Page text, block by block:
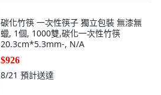
碳化竹筷 一次性筷子 獨立包裝 無漆無
蠟, 1個, 1000雙,碳化一次性竹筷
20.3cm*5.3mm-, N/A
$926
8/21 預計送達